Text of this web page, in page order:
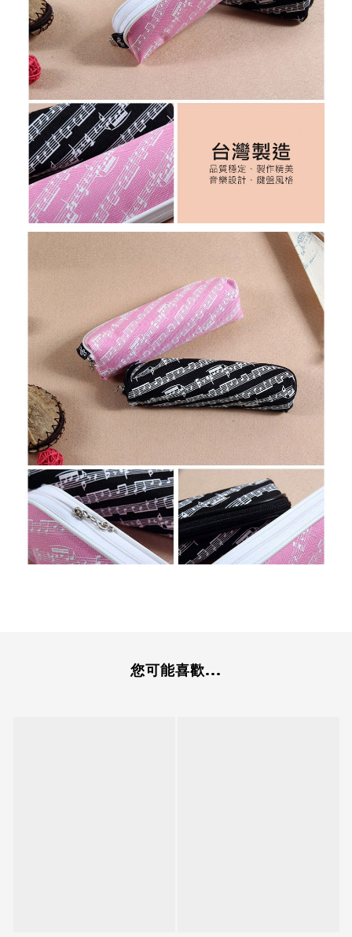
您可能喜歡...